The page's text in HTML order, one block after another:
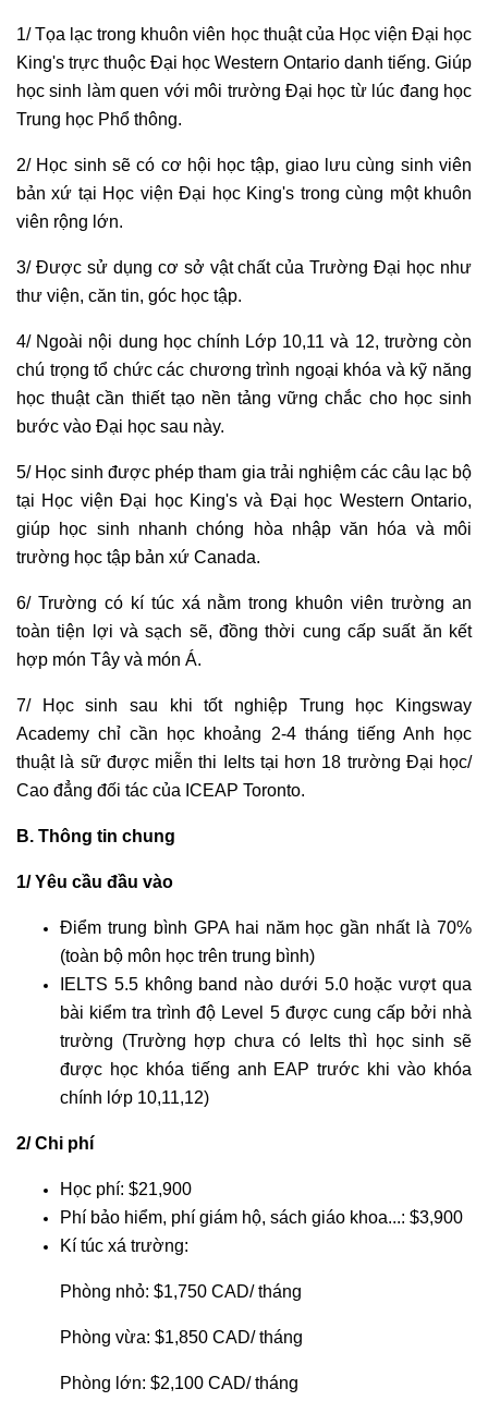
1/ Tọa lạc trong khuôn viên học thuật của Học viện Đại học
King's trực thuộc Đại học Western Ontario danh tiếng. Giúp
học sinh làm quen với môi trường Đại học từ lúc đang học
Trung học Phổ thông.
2/ Học sinh sẽ có cơ hội học tập, giao lưu cùng sinh viên
bản xứ tại Học viện Đại học King's trong cùng một khuôn
viên rộng lớn.
3/ Được sử dụng cơ sở vật chất của Trường Đại học như
thư viện, căn tin, góc học tập.
4/ Ngoài nội dung học chính Lớp 10,11 và 12, trường còn
chú trọng tổ chức các chương trình ngoại khóa và kỹ năng
học thuật cần thiết tạo nền tảng vững chắc cho học sinh
bước vào Đại học sau này.
5/ Học sinh được phép tham gia trải nghiệm các câu lạc bộ
tại Học viện Đại học King's và Đại học Western Ontario,
giúp học sinh nhanh chóng hòa nhập văn hóa và môi
trường học tập bản xứ Canada.
6/ Trường có kí túc xá nằm trong khuôn viên trường an
toàn tiện lợi và sạch sẽ, đồng thời cung cấp suất ăn kết
hợp món Tây và món Á.
7/ Học sinh sau khi tốt nghiệp Trung học Kingsway
Academy chỉ cần học khoảng 2-4 tháng tiếng Anh học
thuật là sữ được miễn thi Ielts tại hơn 18 trường Đại học/
Cao đẳng đối tác của ICEAP Toronto.
B. Thông tin chung
1/ Yêu cầu đầu vào
Điểm trung bình GPA hai năm học gần nhất là 70%
(toàn bộ môn học trên trung bình)
IELTS 5.5 không band nào dưới 5.0 hoặc vượt qua
bài kiểm tra trình độ Level 5 được cung cấp bởi nhà
trường (Trường hợp chưa có Ielts thì học sinh sẽ
được học khóa tiếng anh EAP trước khi vào khóa
chính lớp 10,11,12)
2/ Chi phí
Học phí: $21,900
Phí bảo hiểm, phí giám hộ, sách giáo khoa...: $3,900
Kí túc xá trường:
Phòng nhỏ: $1,750 CAD/ tháng
Phòng vừa: $1,850 CAD/ tháng
Phòng lớn: $2,100 CAD/ tháng